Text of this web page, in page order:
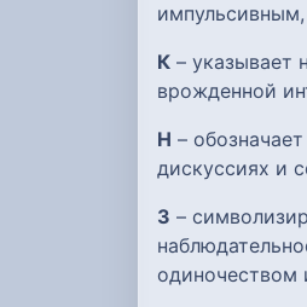
К – указывает
врожденной
Н –
дискуссиях и
З –
одиночеством